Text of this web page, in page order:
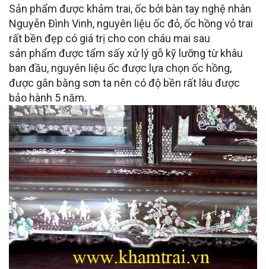
Sản phẩm được khảm trai, ốc bởi bàn tay nghệ nhân
Nguyễn Đình Vinh, nguyên liệu ốc đỏ, ốc hồng vỏ trai
rất bền đẹp có giá trị cho con cháu mai sau
sản phẩm được tẩm sấy xử lý gỗ kỹ lưỡng từ khâu
ban đầu, nguyên liệu ốc được lựa chọn ốc hồng,
được gắn bằng sơn ta nên có độ bền rất lâu được
bảo hành 5 năm.